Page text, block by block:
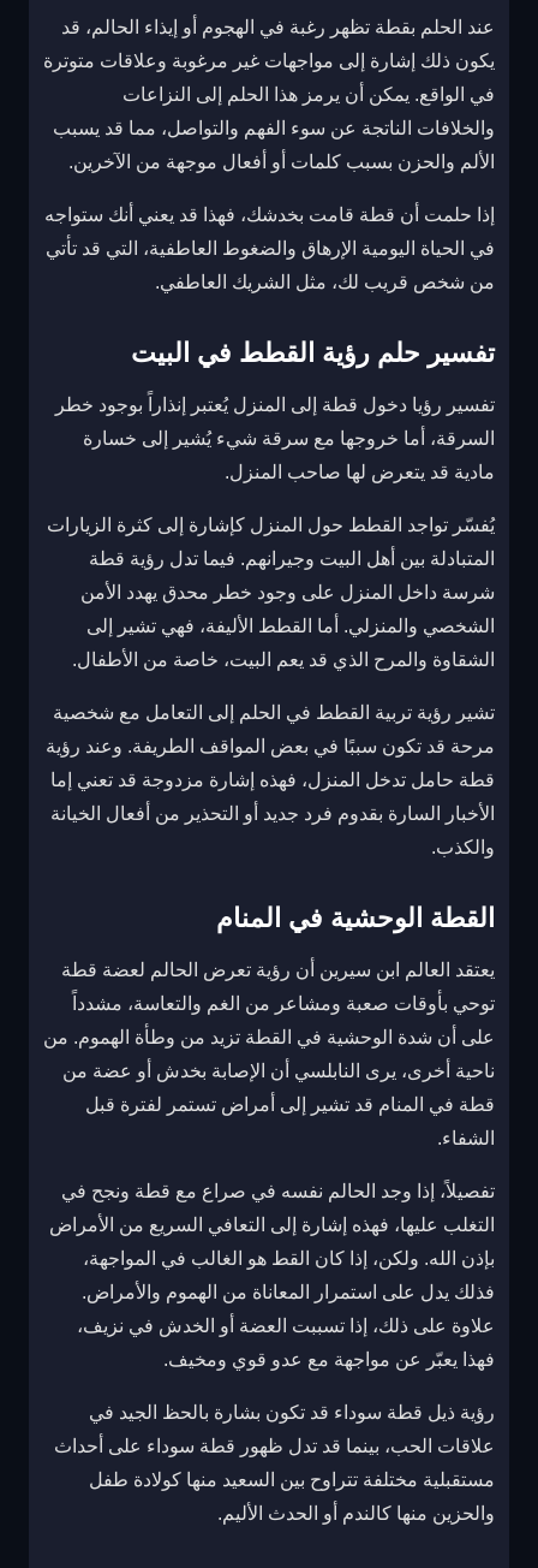
عند الحلم بقطة تظهر رغبة في الهجوم أو إيذاء الحالم، قد
يكون ذلك إشارة إلى مواجهات غير مرغوبة وعلاقات متوترة
في الواقع. يمكن أن يرمز هذا الحلم إلى النزاعات
والخلافات الناتجة عن سوء الفهم والتواصل، مما قد يسبب
الألم والحزن بسبب كلمات أو أفعال موجهة من الآخرين.
إذا حلمت أن قطة قامت بخدشك، فهذا قد يعني أنك ستواجه
في الحياة اليومية الإرهاق والضغوط العاطفية، التي قد تأتي
من شخص قريب لك، مثل الشريك العاطفي.
تفسير حلم رؤية القطط في البيت
تفسير رؤيا دخول قطة إلى المنزل يُعتبر إنذاراً بوجود خطر
السرقة، أما خروجها مع سرقة شيء يُشير إلى خسارة
مادية قد يتعرض لها صاحب المنزل.
يُفسّر تواجد القطط حول المنزل كإشارة إلى كثرة الزيارات
المتبادلة بين أهل البيت وجيرانهم. فيما تدل رؤية قطة
شرسة داخل المنزل على وجود خطر محدق يهدد الأمن
الشخصي والمنزلي. أما القطط الأليفة، فهي تشير إلى
الشقاوة والمرح الذي قد يعم البيت، خاصة من الأطفال.
تشير رؤية تربية القطط في الحلم إلى التعامل مع شخصية
مرحة قد تكون سببًا في بعض المواقف الطريفة. وعند رؤية
قطة حامل تدخل المنزل، فهذه إشارة مزدوجة قد تعني إما
الأخبار السارة بقدوم فرد جديد أو التحذير من أفعال الخيانة
والكذب.
القطة الوحشية في المنام
يعتقد العالم ابن سيرين أن رؤية تعرض الحالم لعضة قطة
توحي بأوقات صعبة ومشاعر من الغم والتعاسة، مشدداً
على أن شدة الوحشية في القطة تزيد من وطأة الهموم. من
ناحية أخرى، يرى النابلسي أن الإصابة بخدش أو عضة من
قطة في المنام قد تشير إلى أمراض تستمر لفترة قبل
الشفاء.
تفصيلاً، إذا وجد الحالم نفسه في صراع مع قطة ونجح في
التغلب عليها، فهذه إشارة إلى التعافي السريع من الأمراض
بإذن الله. ولكن، إذا كان القط هو الغالب في المواجهة،
فذلك يدل على استمرار المعاناة من الهموم والأمراض.
علاوة على ذلك، إذا تسببت العضة أو الخدش في نزيف،
فهذا يعبّر عن مواجهة مع عدو قوي ومخيف.
رؤية ذيل قطة سوداء قد تكون بشارة بالحظ الجيد في
علاقات الحب، بينما قد تدل ظهور قطة سوداء على أحداث
مستقبلية مختلفة تتراوح بين السعيد منها كولادة طفل
والحزين منها كالندم أو الحدث الأليم.